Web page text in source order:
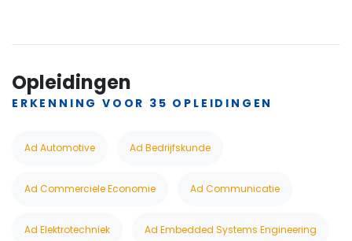
Opleidingen
ERKENNING VOOR 35 OPLEIDINGEN
Ad Automotive Ad Bedrijfskunde
Ad Commerciele Economie Ad Communicatie
Ad Elektrotechniek Ad Embedded Systems Engineering